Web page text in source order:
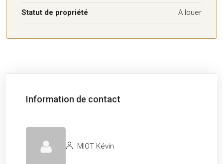
Statut de propriété A louer
Information de contact
MIOT Kévin